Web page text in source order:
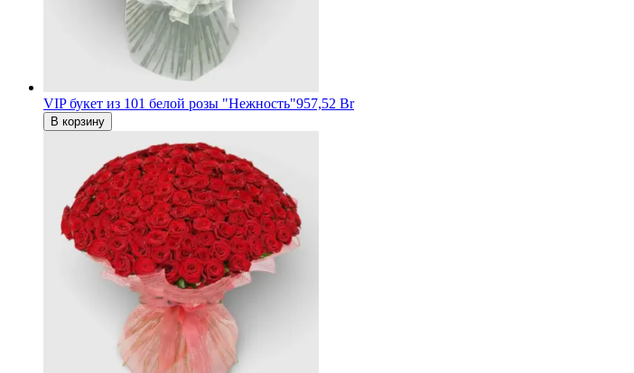
VIP букет из 101 белой розы "Нежность"957,52 Br
В корзину